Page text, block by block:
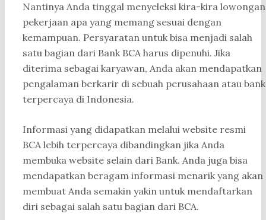
Nantinya Anda tinggal menyeleksi kira-kira lowongan
pekerjaan apa yang memang sesuai dengan
kemampuan. Persyaratan untuk bisa menjadi salah
satu bagian dari Bank BCA harus dipenuhi. Jika
diterima sebagai karyawan, Anda akan mendapatkan
pengalaman berkarir di sebuah perusahaan atau bank
terpercaya di Indonesia.
Informasi yang didapatkan melalui website resmi
BCA lebih terpercaya dibandingkan jika Anda
membuka website selain dari Bank. Anda juga bisa
mendapatkan beragam informasi menarik yang akan
membuat Anda semakin yakin untuk mendaftarkan
diri sebagai salah satu bagian dari BCA.